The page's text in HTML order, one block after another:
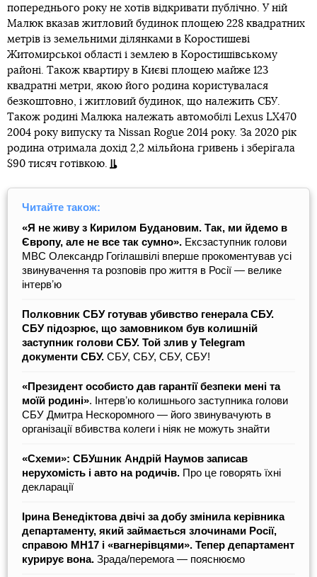
попереднього року не хотів відкривати публічно. У ній
Малюк вказав житловий будинок площею 228 квадратних
метрів із земельними ділянками в Коростишеві
Житомирської області і землею в Коростишівському
районі. Також квартиру в Києві площею майже 123
квадратні метри, якою його родина користувалася
безкоштовно, і житловий будинок, що належить СБУ.
Також родині Малюка належать автомобілі Lexus LX470
2004 року випуску та Nissan Rogue 2014 року. За 2020 рік
родина отримала дохід 2,2 мільйона гривень і зберігала
$90 тисяч готівкою.
Читайте також:
«Я не живу з Кирилом Будановим. Так, ми йдемо в
Європу, але не все так сумно». Ексзаступник голови
МВС Олександр Гогілашвілі вперше прокоментував усі
звинувачення та розповів про життя в Росії — велике
інтервʼю
Полковник СБУ готував убивство генерала СБУ.
СБУ підозрює, що замовником був колишній
заступник голови СБУ. Той злив у Telegram
документи СБУ. СБУ, СБУ, СБУ, СБУ!
«Президент особисто дав гарантії безпеки мені та
моїй родині». Інтервʼю колишнього заступника голови
СБУ Дмитра Нескоромного — його звинувачують в
організації вбивства колеги і ніяк не можуть знайти
«Схеми»: СБУшник Андрій Наумов записав
нерухомість і авто на родичів. Про це говорять їхні
декларації
Ірина Венедіктова двічі за добу змінила керівника
департаменту, який займається злочинами Росії,
справою MH17 і «вагнерівцями». Тепер департамент
курирує вона. Зрада/перемога — пояснюємо